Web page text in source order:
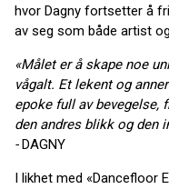
hvor Dagny fortsetter å
av seg som både artist
«Målet er å skape noe
vågalt. Et lekent og
epoke full av bevegelse,
den andres blikk og den
-DAGNY
I likhet med «Dancefloor